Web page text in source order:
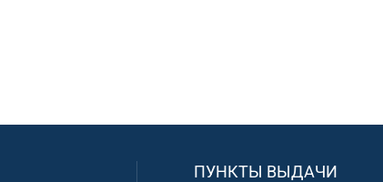
ПУНКТЫ ВЫДАЧИ